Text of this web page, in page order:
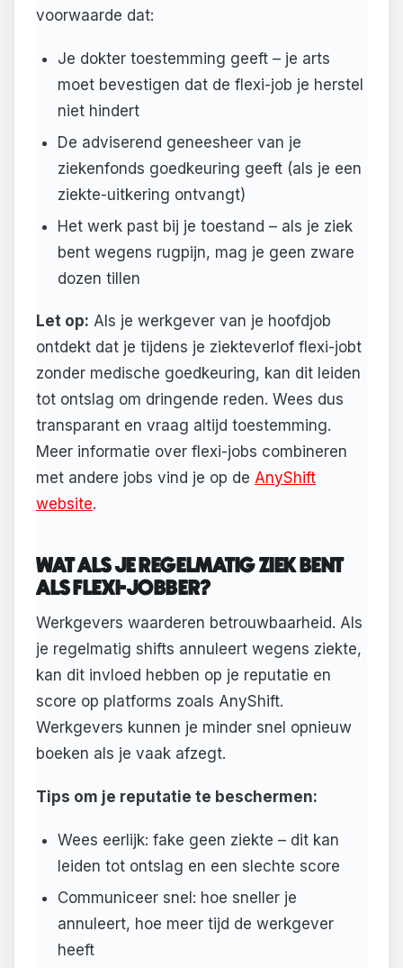
voorwaarde dat:
Je dokter toestemming geeft – je arts
moet bevestigen dat de flexi-job je herstel
niet hindert
De adviserend geneesheer van je
ziekenfonds goedkeuring geeft (als je een
ziekte-uitkering ontvangt)
Het werk past bij je toestand – als je ziek
bent wegens rugpijn, mag je geen zware
dozen tillen
Let op: Als je werkgever van je hoofdjob
ontdekt dat je tijdens je ziekteverlof flexi-jobt
zonder medische goedkeuring, kan dit leiden
tot ontslag om dringende reden. Wees dus
transparant en vraag altijd toestemming.
Meer informatie over flexi-jobs combineren
met andere jobs vind je op de AnyShift
website.
WAT ALS JE REGELMATIG ZIEK BENT
ALS FLEXI-JOBBER?
Werkgevers waarderen betrouwbaarheid. Als
je regelmatig shifts annuleert wegens ziekte,
kan dit invloed hebben op je reputatie en
score op platforms zoals AnyShift.
Werkgevers kunnen je minder snel opnieuw
boeken als je vaak afzegt.
Tips om je reputatie te beschermen:
Wees eerlijk: fake geen ziekte – dit kan
leiden tot ontslag en een slechte score
Communiceer snel: hoe sneller je
annuleert, hoe meer tijd de werkgever
heeft